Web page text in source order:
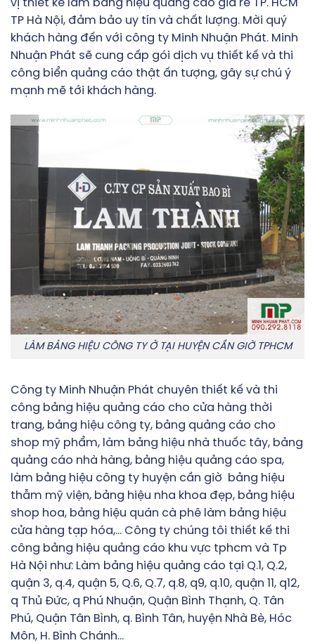
vị thiết kế làm bảng hiệu quảng cáo giá rẻ TP. HCM
TP Hà Nội, đảm bảo uy tín và chất lượng. Mời quý
khách hàng đến với công ty Minh Nhuận Phát. Minh
Nhuận Phát sẽ cung cấp gói dịch vụ thiết kế và thi
công biển quảng cáo thật ấn tượng, gây sự chú ý
mạnh mẽ tới khách hàng.
LÀM BẢNG HIỆU CÔNG TY Ở TẠI HUYỆN CẦN GIỜ TPHCM
Công ty Minh Nhuận Phát chuyên thiết kế và thi
công bảng hiệu quảng cáo cho cửa hàng thời
trang, bảng hiệu công ty, bảng quảng cáo cho
shop mỹ phẩm, làm bảng hiệu nhà thuốc tây, bảng
quảng cáo nhà hàng, bảng hiệu quảng cáo spa,
làm bảng hiệu công ty huyện cần giờ bảng hiệu
thẫm mỹ viện, bảng hiệu nha khoa đẹp, bảng hiệu
shop hoa, bảng hiệu quán cà phê làm bảng hiệu
cửa hàng tạp hóa,… Công ty chúng tôi thiết kế thi
công bảng hiệu quảng cáo khu vực tphcm và Tp
Hà Nội như: Làm bảng hiệu quảng cáo tại Q.1, Q.2,
quận 3, q.4, quận 5, Q.6, Q.7, q.8, q9, q.10, quận 11, q12,
q Thủ Đức, q Phú Nhuận, Quận Bình Thạnh, Q. Tân
Phú, Quận Tân Bình, q. Bình Tân, huyện Nhà Bè, Hóc
Môn, H. Bình Chánh…